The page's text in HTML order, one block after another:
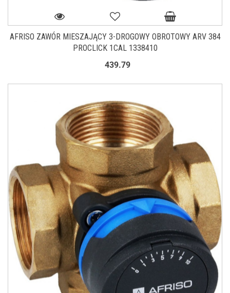
AFRISO ZAWÓR MIESZAJĄCY 3-DROGOWY OBROTOWY ARV 384
PROCLICK 1CAL 1338410
439.79